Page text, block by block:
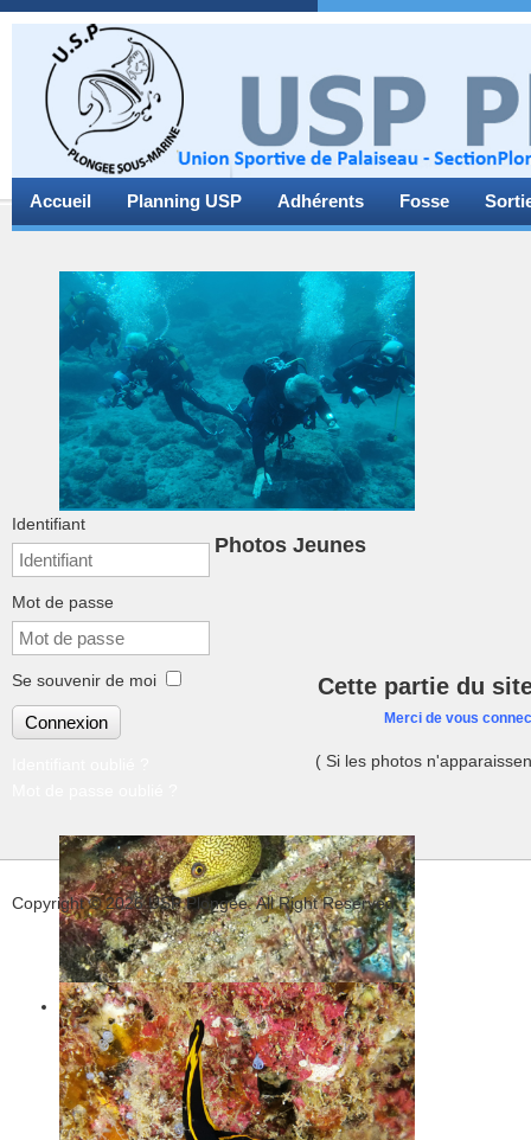
Accueil Planning USP Adhérents Fosse
Identifiant
Mot de passe
Se souvenir de moi
Connexion
Photos Jeunes
Cette partie du
Merci de vous
( Si les photos
Copyright © 2026 USP Plongée. All Right Reserved.